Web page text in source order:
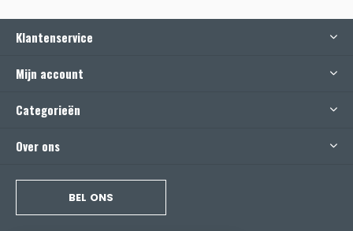
Klantenservice
Mijn account
Categorieën
Over ons
BEL ONS